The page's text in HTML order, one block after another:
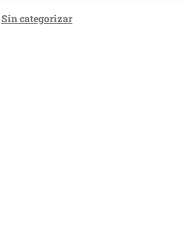
Sin categorizar